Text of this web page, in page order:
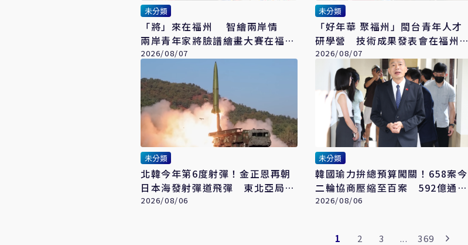
未分類
「將」來在福州 智繪兩岸情
兩岸青年家將臉譜繪畫大賽在福州
開幕
2026/08/07
未分類
「好年華 聚福州」閩台青年人才
研學營 技術成果發表會在福州舉
辦
2026/08/07
未分類
北韓今年第6度射彈！金正恩再朝
日本海發射彈道飛彈 東北亞局勢
再升溫
2026/08/06
未分類
韓國瑜力拚總預算闖關！658案今
二輪協商壓縮至百案 592億通刪
攻防成決戰焦點
2026/08/06
1 2 3 ... 369